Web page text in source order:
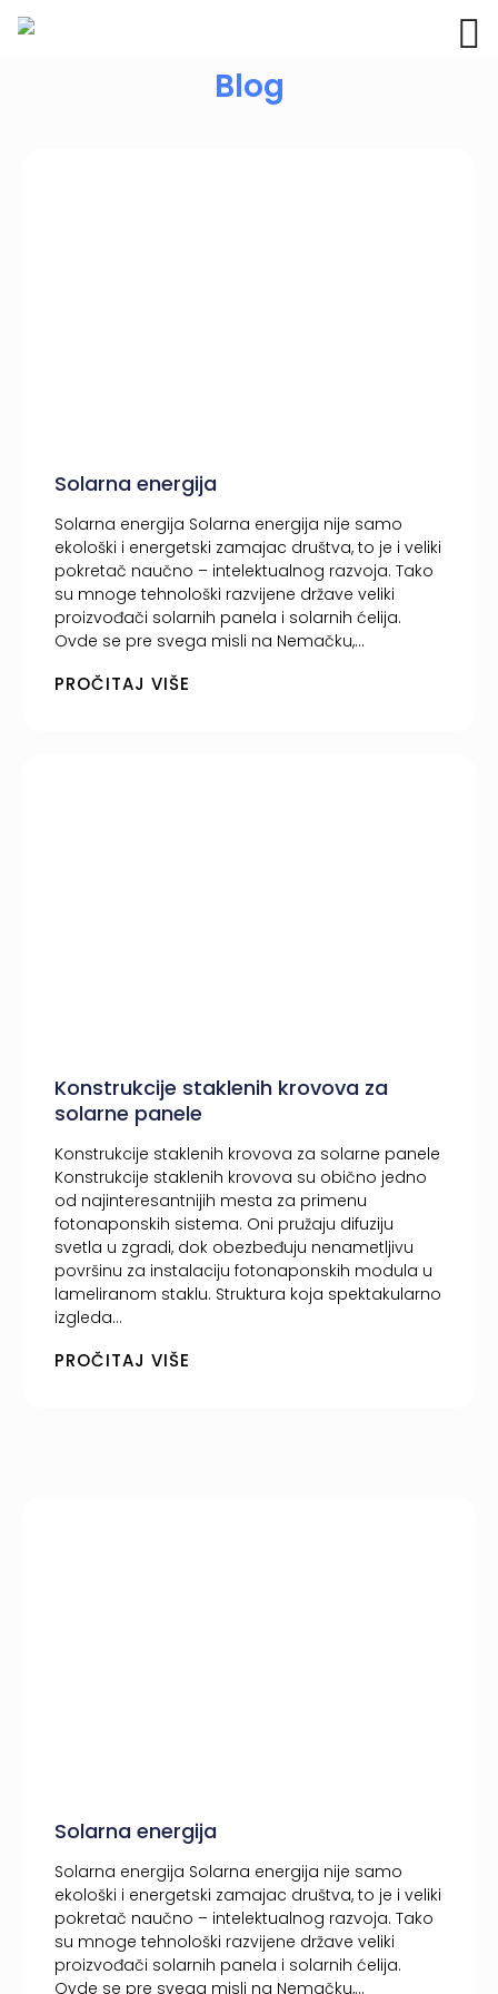
Blog
Solarna energija
Solarna energija Solarna energija nije samo
ekološki i energetski zamajac društva, to je i veliki
pokretač naučno – intelektualnog razvoja. Tako
su mnoge tehnološki razvijene države veliki
proizvođači solarnih panela i solarnih ćelija.
Ovde se pre svega misli na Nemačku,...
PROČITAJ VIŠE
Konstrukcije staklenih krovova za
solarne panele
Konstrukcije staklenih krovova za solarne panele
Konstrukcije staklenih krovova su obično jedno
od najinteresantnijih mesta za primenu
fotonaponskih sistema. Oni pružaju difuziju
svetla u zgradi, dok obezbeđuju nenametljivu
površinu za instalaciju fotonaponskih modula u
lameliranom staklu. Struktura koja spektakularno
izgleda...
PROČITAJ VIŠE
Solarna energija
Solarna energija Solarna energija nije samo
ekološki i energetski zamajac društva, to je i veliki
pokretač naučno – intelektualnog razvoja. Tako
su mnoge tehnološki razvijene države veliki
proizvođači solarnih panela i solarnih ćelija.
Ovde se pre svega misli na Nemačku,...